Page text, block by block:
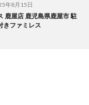
年8月15日
鹿屋店 鹿児島県鹿屋市 駐
きファミレス